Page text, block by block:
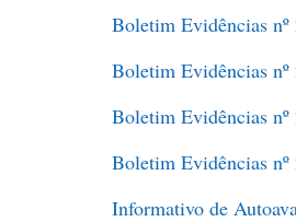
Boletim Evidências nº
Boletim Evidências nº
Boletim Evidências nº
Boletim Evidências nº
Informativo de